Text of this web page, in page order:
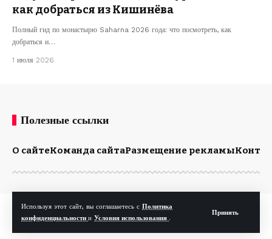
Используя этот сайт, вы соглашаетесь с Политика
конфиденциальности и Условия использования .
Принять
как добраться из Кишинёва
Полный гид по монастырю Saharna 2026 года: что посмотреть, как
добраться и…
1 июля 2026
Полезные ссылки
О сайтеКоманда сайтаРазмещение рекламы
© Kp.md. Все права защищены.